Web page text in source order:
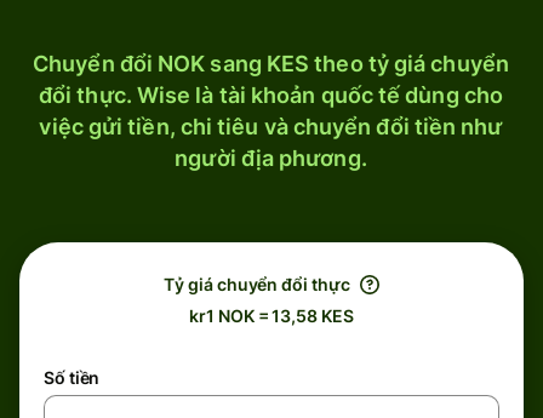
Chuyển đổi NOK sang KES theo tỷ giá chuyển
đổi thực. Wise là tài khoản quốc tế dùng cho
việc gửi tiền, chi tiêu và chuyển đổi tiền như
người địa phương.
Tỷ giá chuyển đổi thực
kr1 NOK = 13,58 KES
Số tiền